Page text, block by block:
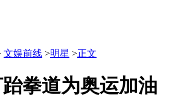
文娱前线 >明星 >正文
拳道为奥运加油